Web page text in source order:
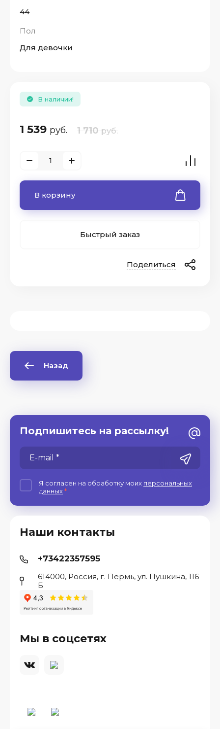
44
Пол
Для девочки
В наличии!
1 539 руб. 1 710 руб.
В корзину
Быстрый заказ
Поделиться
Назад
Наши контакты
+73422357595
614000, Россия, г. Пермь, ул. Пушкина, 116
Б
Мы в соцсетях
Подпишитесь на рассылку!
Я согласен на обработку моих персональных
данных*